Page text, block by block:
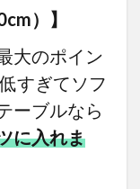
）】
大のポイン
すぎてソフ
ーブルなら
に入れま